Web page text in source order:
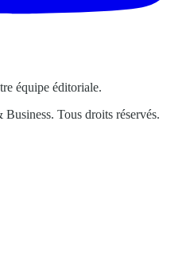
équipe éditoriale.
Tous droits réservés.